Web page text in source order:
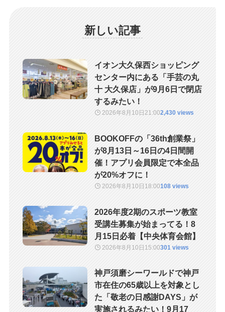
新しい記事
イオン大久保西ショッピング
センター内にある「手芸の丸
十 大久保店」が9月6日で閉店
するみたい！
2026年8月10日 21:002,430 views
BOOKOFFの「36th創業祭」
が8月13日～16日の4日間開
催！アプリ会員限定で本全品
が20%オフに！
2026年8月10日 18:00108 views
2026年度2期のスポーツ教室
受講生募集が始まってる！8
月15日必着【中央体育会館】
2026年8月10日 15:00301 views
神戸須磨シーワールドで神戸
市在住の65歳以上を対象とし
た「敬老の日感謝DAYS」が
実施されるみたい！9月17